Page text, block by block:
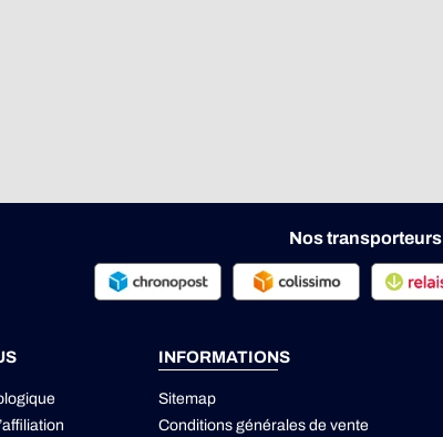
Nos transporteurs
INFORMATIONS
Sitemap
Conditions générales de vente